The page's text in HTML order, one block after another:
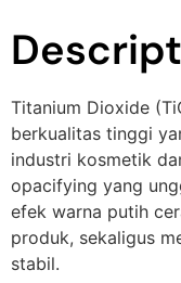
Titanium Dioxide
berkualitas tinggi
industri kosmetik
opacifying yang
efek warna putih
produk, sekaligus
stabil.